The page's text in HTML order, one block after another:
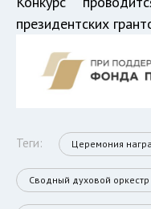
президентских
Теги: Церемония
Сводный духовой оркестр